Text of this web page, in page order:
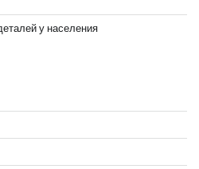
у населения